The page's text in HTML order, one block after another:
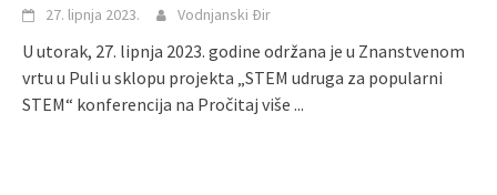
27. lipnja 2023. Vodnjanski Đir
U utorak, 27. lipnja 2023. godine održana je u Znanstvenom
vrtu u Puli u sklopu projekta „STEM udruga za popularni
STEM“ konferencija na Pročitaj više ...